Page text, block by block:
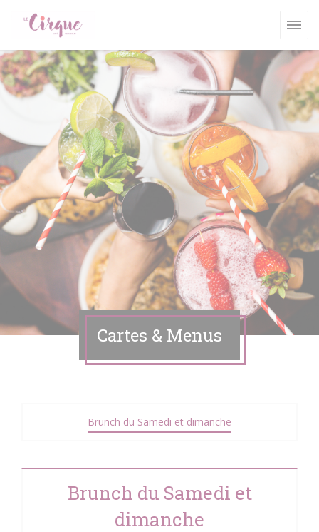
Cartes & Menus
Brunch du Samedi et dimanche
Brunch du Samedi et
dimanche